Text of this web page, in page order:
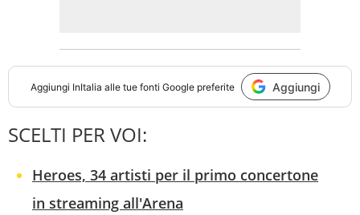
Aggiungi InItalia alle tue fonti Google preferite Aggiungi
SCELTI PER VOI:
Heroes, 34 artisti per il primo concertone
in streaming all'Arena